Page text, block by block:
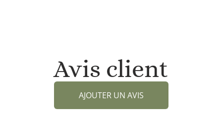
Avis client
AJOUTER UN AVIS